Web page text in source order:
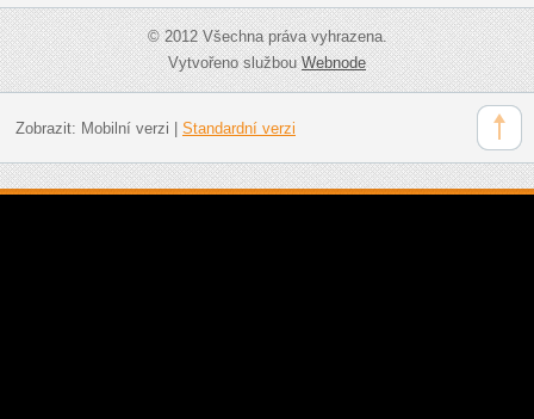
© 2012 Všechna práva vyhrazena.
Vytvořeno službouWebnode
Zobrazit: Mobilní verzi Standardní verzi